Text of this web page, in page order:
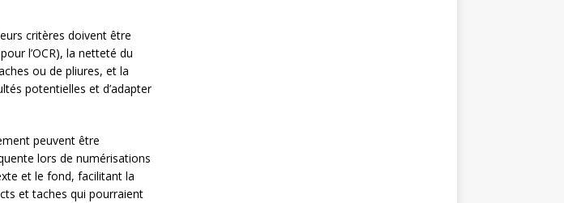
critères doivent être
l’OCR), la netteté du
ou de pliures, et la
potentielles et d’adapter
peuvent être
lors de numérisations
et le fond, facilitant la
et taches qui pourraient